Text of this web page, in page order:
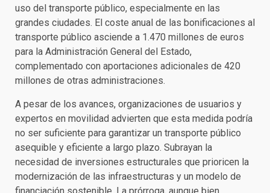
uso del transporte público, especialmente en las
grandes ciudades. El coste anual de las bonificaciones al
transporte público asciende a 1.470 millones de euros
para la Administración General del Estado,
complementado con aportaciones adicionales de 420
millones de otras administraciones.
A pesar de los avances, organizaciones de usuarios y
expertos en movilidad advierten que esta medida podría
no ser suficiente para garantizar un transporte público
asequible y eficiente a largo plazo. Subrayan la
necesidad de inversiones estructurales que prioricen la
modernización de las infraestructuras y un modelo de